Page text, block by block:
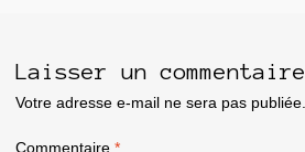
Laisser un commentaire
Votre adresse e-mail ne sera pas publiée.
Commentaire *